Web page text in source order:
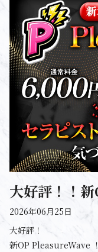
大好評！！
2026年06月25日
大好評！
新OP PleasureWave ！